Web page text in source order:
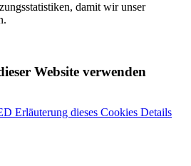
damit wir unser
Website verwenden
Erläuterung dieses Cookies Details